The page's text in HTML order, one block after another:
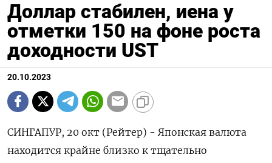
Доллар стабилен, иена у
отметки 150 на фоне роста
доходности UST
20.10.2023
СИНГАПУР, 20 окт (Рейтер) - Японская валюта
находится крайне близко к тщательно